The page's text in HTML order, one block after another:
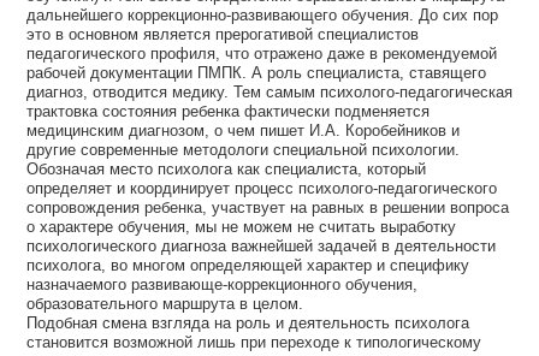
дальнейшего коррекционно-развивающего обучения. До сих пор
это в основном является прерогативой специалистов
педагогического профиля, что отражено даже в рекомендуемой
рабочей документации ПМПК. А роль специалиста, ставящего
диагноз, отводится медику. Тем самым психолого-педагогическая
трактовка состояния ребенка фактически подменяется
медицинским диагнозом, о чем пишет И.А. Коробейников и
другие современные методологи специальной психологии.
Обозначая место психолога как специалиста, который
определяет и координирует процесс психолого-педагогического
сопровождения ребенка, участвует на равных в решении вопроса
о характере обучения, мы не можем не считать выработку
психологического диагноза важнейшей задачей в деятельности
психолога, во многом определяющей характер и специфику
назначаемого развивающе-коррекционного обучения,
образовательного маршрута в целом.
Подобная смена взгляда на роль и деятельность психолога
становится возможной лишь при переходе к типологическому